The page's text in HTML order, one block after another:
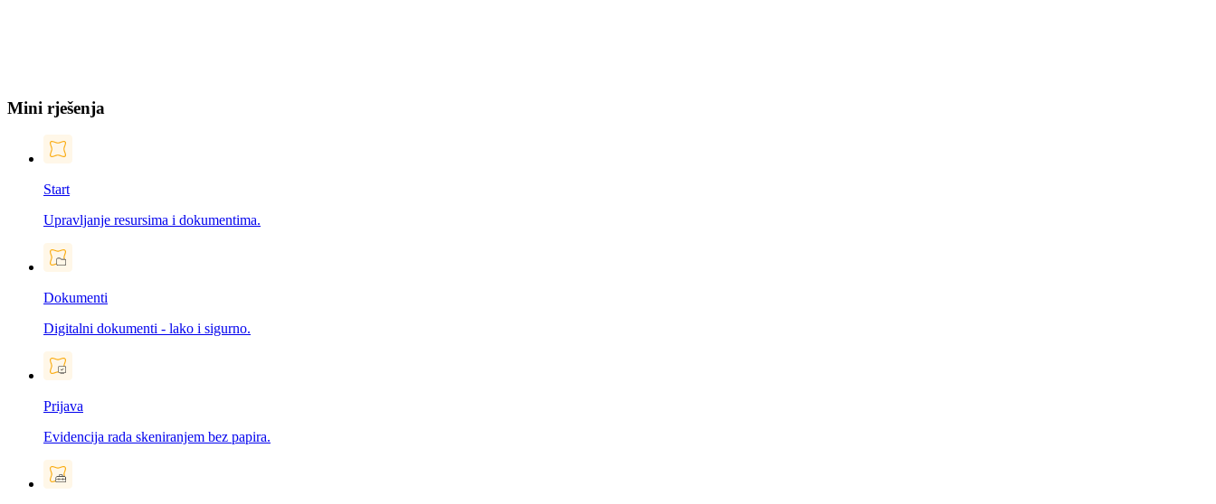
Mini rješenja
Start
Upravljanje resursima i dokumentima.
Dokumenti
Digitalni dokumenti - lako i sigurno.
Prijava
Evidencija rada skeniranjem bez papira.